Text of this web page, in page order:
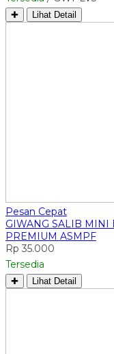
✚ Lihat Detail
Pesan Cepat
GIWANG SALIB MINI
PREMIUM ASMPF
Rp 35.000
Tersedia
✚ Lihat Detail